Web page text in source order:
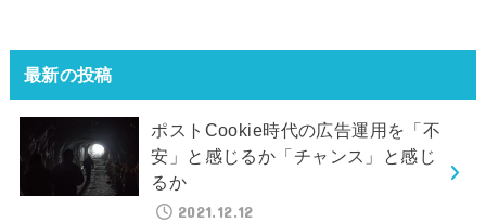
最新の投稿
ポストCookie時代の広告運用を「不
安」と感じるか「チャンス」と感じ
るか
2021.12.12